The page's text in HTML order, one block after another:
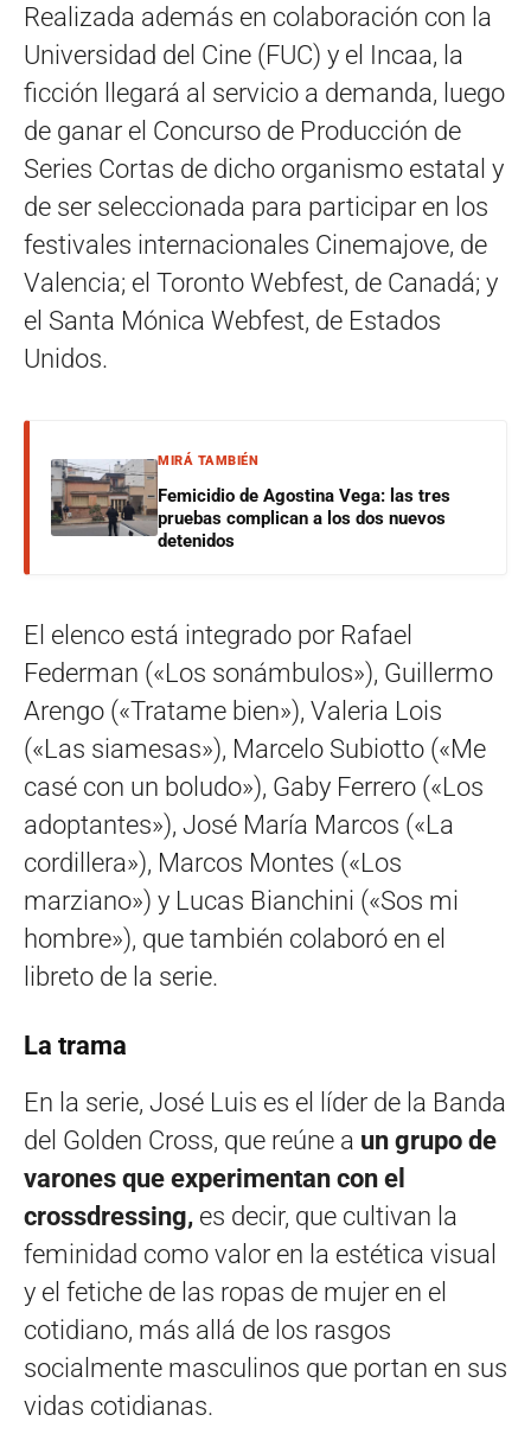
Realizada además en colaboración con la
Universidad del Cine (FUC) y el Incaa, la
ficción llegará al servicio a demanda, luego
de ganar el Concurso de Producción de
Series Cortas de dicho organismo estatal y
de ser seleccionada para participar en los
festivales internacionales Cinemajove, de
Valencia; el Toronto Webfest, de Canadá; y
el Santa Mónica Webfest, de Estados
Unidos.
MIRÁ TAMBIÉN
Femicidio de Agostina Vega: las tres
pruebas complican a los dos nuevos
detenidos
El elenco está integrado por Rafael
Federman («Los sonámbulos»), Guillermo
Arengo («Tratame bien»), Valeria Lois
(«Las siamesas»), Marcelo Subiotto («Me
casé con un boludo»), Gaby Ferrero («Los
adoptantes»), José María Marcos («La
cordillera»), Marcos Montes («Los
marziano») y Lucas Bianchini («Sos mi
hombre»), que también colaboró en el
libreto de la serie.
La trama
En la serie, José Luis es el líder de la Banda
del Golden Cross, que reúne a un grupo de
varones que experimentan con el
crossdressing, es decir, que cultivan la
feminidad como valor en la estética visual
y el fetiche de las ropas de mujer en el
cotidiano, más allá de los rasgos
socialmente masculinos que portan en sus
vidas cotidianas.